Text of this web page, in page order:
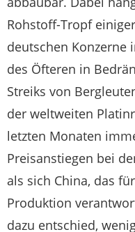
Rohstoff-Tropf
deutschen Konzerne
des Öfteren in
Streiks von
der weltweiten
letzten Monaten
Preisanstiegen bei
als sich China, das
Produktion
dazu entschied,